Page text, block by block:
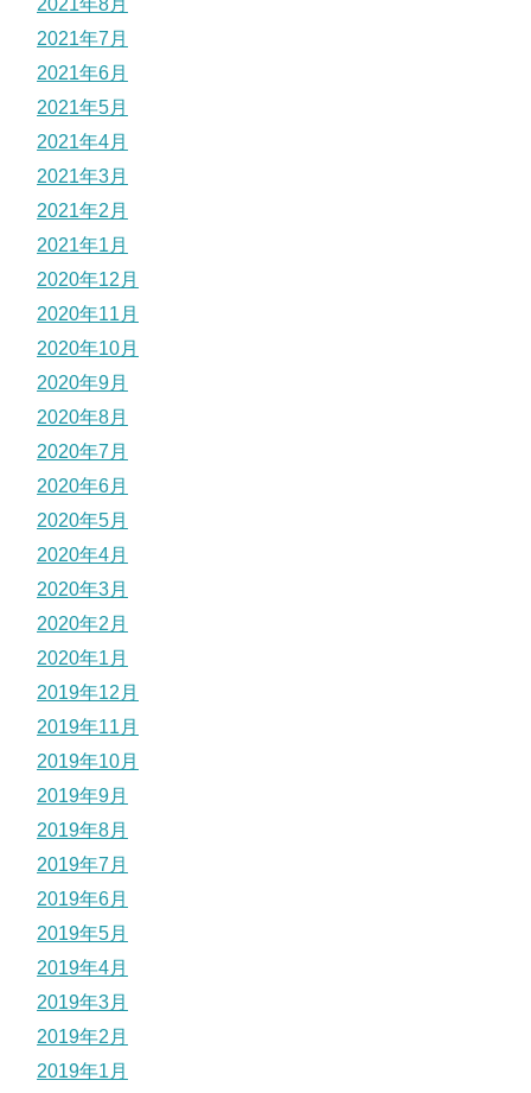
2021年7月
2021年6月
2021年5月
2021年4月
2021年3月
2021年2月
2021年1月
2020年12月
2020年11月
2020年10月
2020年9月
2020年8月
2020年7月
2020年6月
2020年5月
2020年4月
2020年3月
2020年2月
2020年1月
2019年12月
2019年11月
2019年10月
2019年9月
2019年8月
2019年7月
2019年6月
2019年5月
2019年4月
2019年3月
2019年2月
2019年1月